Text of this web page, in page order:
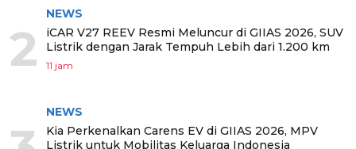
2
NEWS
iCAR V27 REEV Resmi Meluncur di GIIAS 2026, SUV
Listrik dengan Jarak Tempuh Lebih dari 1.200 km
11 jam
NEWS
Kia Perkenalkan Carens EV di GIIAS 2026, MPV
Listrik untuk Mobilitas Keluarga Indonesia